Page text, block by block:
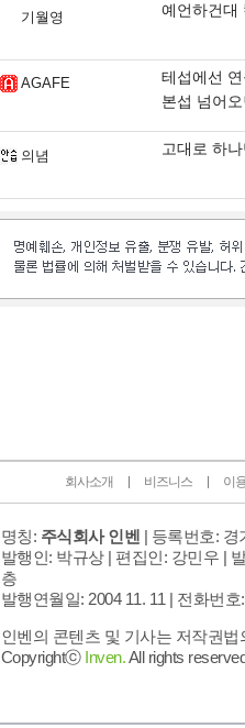
기월영 예언하건대
AGAFE
테섭에선
본섭 넘어
의념 고대로 하
회사소개 비즈니스 이
명칭: 주식회사 인벤 | 등록번호: 경
발행인: 박규상 | 편집인: 강민우 |
층
발행연월일: 2004 11. 11 | 전화번호
인벤의 콘텐츠 및 기사는 저작권
Copyrightⓒ Inven.All rights